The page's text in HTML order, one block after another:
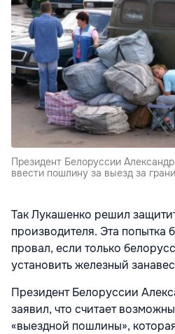
Президент Белоруссии
ввести пошлину за выезд за
Так Лукашенко решил
производителя. Эта попытка
провал, если только
установить железный
Президент Белоруссии
заявил, что считает
«выездной пошлины»,